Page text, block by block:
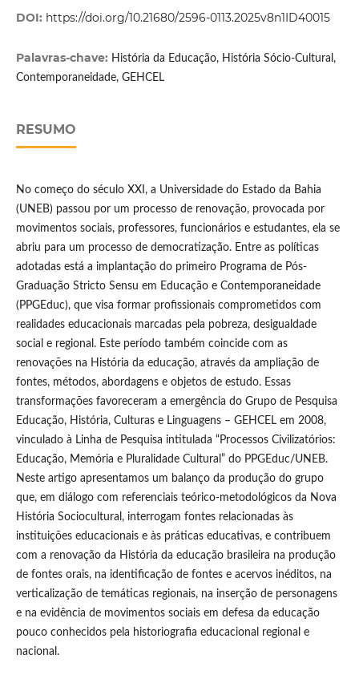
DOI: https://doi.org/10.21680/2596-0113.2025v8n1ID40015
Palavras-chave: História da Educação, História Sócio-Cultural,
Contemporaneidade, GEHCEL
RESUMO
No começo do século XXI, a Universidade do Estado da Bahia
(UNEB) passou por um processo de renovação, provocada por
movimentos sociais, professores, funcionários e estudantes, ela se
abriu para um processo de democratização. Entre as políticas
adotadas está a implantação do primeiro Programa de Pós-
Graduação Stricto Sensu em Educação e Contemporaneidade
(PPGEduc), que visa formar profissionais comprometidos com
realidades educacionais marcadas pela pobreza, desigualdade
social e regional. Este período também coincide com as
renovações na História da educação, através da ampliação de
fontes, métodos, abordagens e objetos de estudo. Essas
transformações favoreceram a emergência do Grupo de Pesquisa
Educação, História, Culturas e Linguagens – GEHCEL em 2008,
vinculado à Linha de Pesquisa intitulada “Processos Civilizatórios:
Educação, Memória e Pluralidade Cultural” do PPGEduc/UNEB.
Neste artigo apresentamos um balanço da produção do grupo
que, em diálogo com referenciais teórico-metodológicos da Nova
História Sociocultural, interrogam fontes relacionadas às
instituições educacionais e às práticas educativas, e contribuem
com a renovação da História da educação brasileira na produção
de fontes orais, na identificação de fontes e acervos inéditos, na
verticalização de temáticas regionais, na inserção de personagens
e na evidência de movimentos sociais em defesa da educação
pouco conhecidos pela historiografia educacional regional e
nacional.